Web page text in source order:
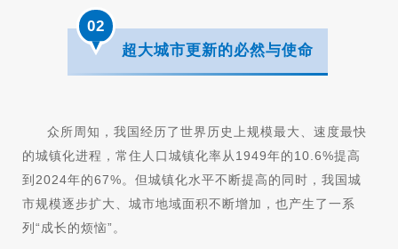
02
超大城市更新的必然与使命
众所周知，我国经历了世界历史上规模最大、速度最快
的城镇化进程，常住人口城镇化率从1949年的10.6%提高
到2024年的67%。但城镇化水平不断提高的同时，我国城
市规模逐步扩大、城市地域面积不断增加，也产生了一系
列“成长的烦恼”。